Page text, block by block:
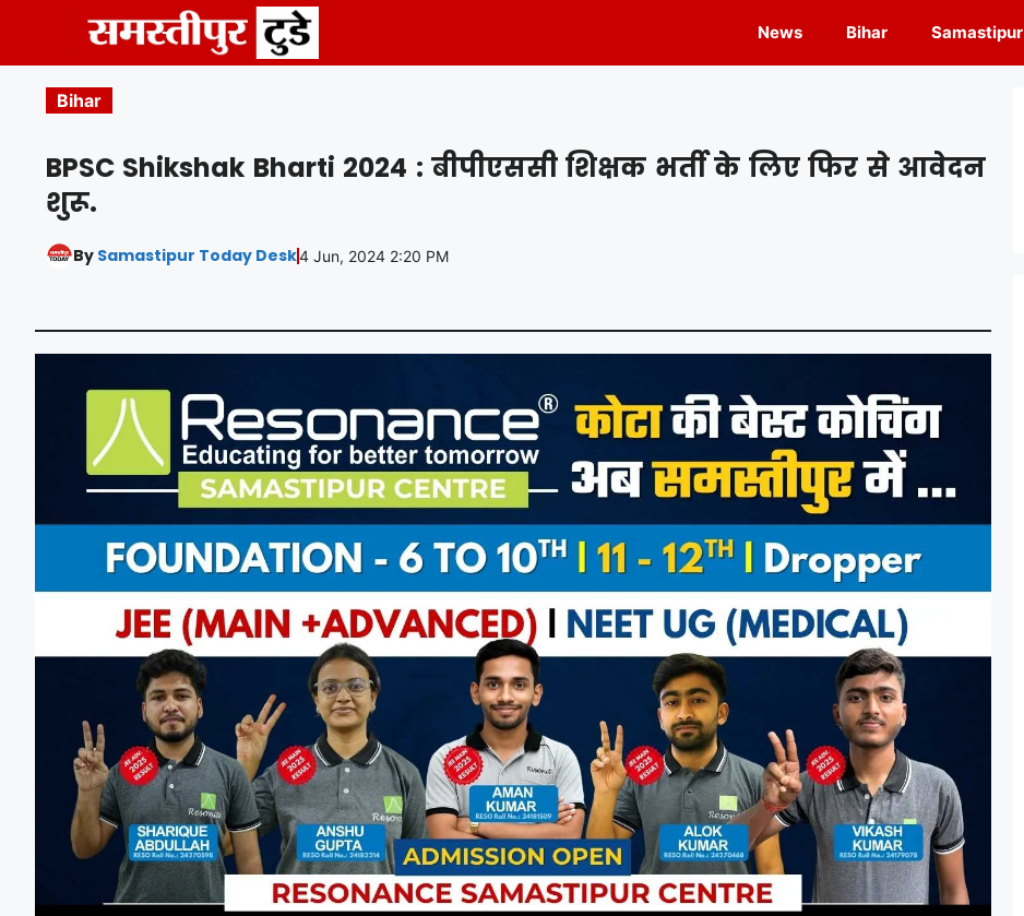
content
News Bihar Samastipur
Bihar
BPSC Shikshak Bharti 2024 : बीपीएससी शिक्षक भर्ती के लिए फिर से आवेदन
शुरू.
By Samastipur Today Desk4 Jun, 2024 2:20 PM